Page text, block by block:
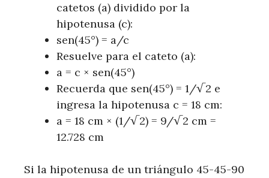
catetos (a) dividido por la
hipotenusa (c):
sen(45°) = a/c
Resuelve para el cateto (a):
a = c × sen(45°)
Recuerda que sen(45°) = 1/√2 e
ingresa la hipotenusa c = 18 cm:
a = 18 cm × (1/√2) = 9/√2 cm =
12.728 cm
Si la hipotenusa de un triángulo 45-45-90